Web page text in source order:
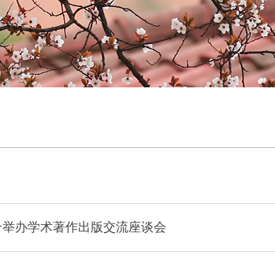
办学术著作出版交流座谈会